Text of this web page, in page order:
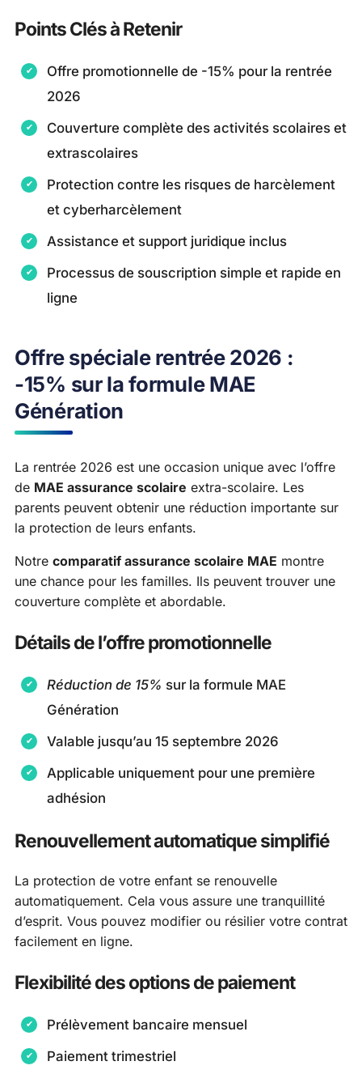
Points Clés à Retenir
Offre promotionnelle de -15% pour la rentrée
2026
Couverture complète des activités scolaires et
extrascolaires
Protection contre les risques de harcèlement
et cyberharcèlement
Assistance et support juridique inclus
Processus de souscription simple et rapide en
ligne
Offre spéciale rentrée 2026 :
-15% sur la formule MAE
Génération
La rentrée 2026 est une occasion unique avec l’offre
de MAE assurance scolaire extra-scolaire. Les
parents peuvent obtenir une réduction importante sur
la protection de leurs enfants.
Notre comparatif assurance scolaire MAE montre
une chance pour les familles. Ils peuvent trouver une
couverture complète et abordable.
Détails de l’offre promotionnelle
Réduction de 15% sur la formule MAE
Génération
Valable jusqu’au 15 septembre 2026
Applicable uniquement pour une première
adhésion
Renouvellement automatique simplifié
La protection de votre enfant se renouvelle
automatiquement. Cela vous assure une tranquillité
d’esprit. Vous pouvez modifier ou résilier votre contrat
facilement en ligne.
Flexibilité des options de paiement
Prélèvement bancaire mensuel
Paiement trimestriel